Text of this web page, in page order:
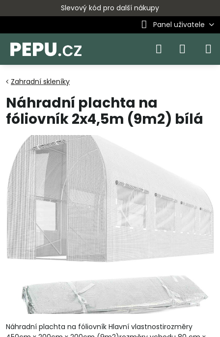
Slevový kód pro další nákupy
Panel uživatele
Zahradní skleníky
Náhradní plachta na
fóliovník 2x4,5m (9m2) bílá
Náhradní plachta na fóliovník Hlavní vlastnostirozměry